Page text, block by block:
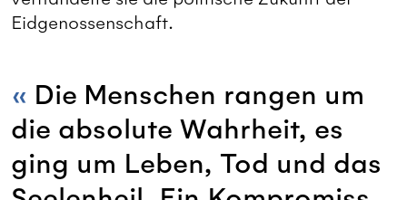
Eidgenossenschaft.
Die Menschen rangen um
die absolute Wahrheit, es
ging um Leben, Tod und das